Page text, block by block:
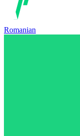
Romanian